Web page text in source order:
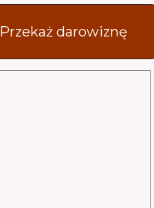
Przekaż darowiznę